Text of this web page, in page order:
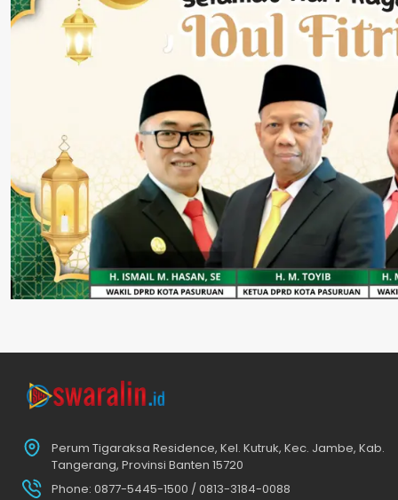
Perum Tigaraksa Residence, Kel. Kutruk, Kec. Jambe, Kab.
Tangerang, Provinsi Banten 15720
Phone: 0877-5445-1500 / 0813-3184-0088